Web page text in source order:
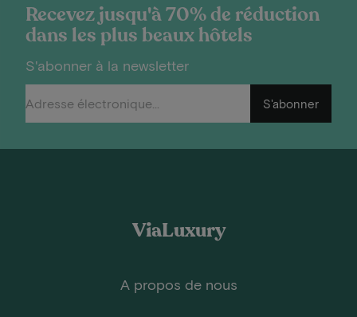
Recevez jusqu'à 70% de réduction
dans les plus beaux hôtels
S'abonner à la newsletter
S'abonner
ViaLuxury
A propos de nous